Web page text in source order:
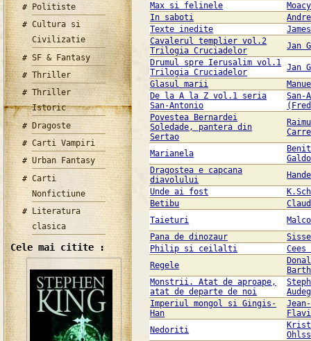
Politiste
Cultura si
Civilizatie
SF & Fantasy
Thriller
Thriller
Istoric
Dragoste
Carti Vampiri
Urban Fantasy
Carti
Nonfictiune
Literatura
clasica
Cele mai citite :
Max si felinele
In saboti
Texte inedite
Cavalerul templier vol.2
Trilogia Cruciadelor
Jan
Drumul spre Ierusalim vol.1
Trilogia Cruciadelor
Jan
Glasul marii
De la A la Z vol.1 seria
San-Antonio
San-
Povestea Bernardei
Soledade, pantera din
Sertao
Marianela
Dragostea e capcana
diavolului
Unde ai fost
Betibu
Taieturi
Pana de dinozaur
Philip si ceilalti
Cees
Regele
Monstrii. Atat de aproape,
atat de departe de noi
Imperiul mongol si Gingis-
Han
Nedoriti